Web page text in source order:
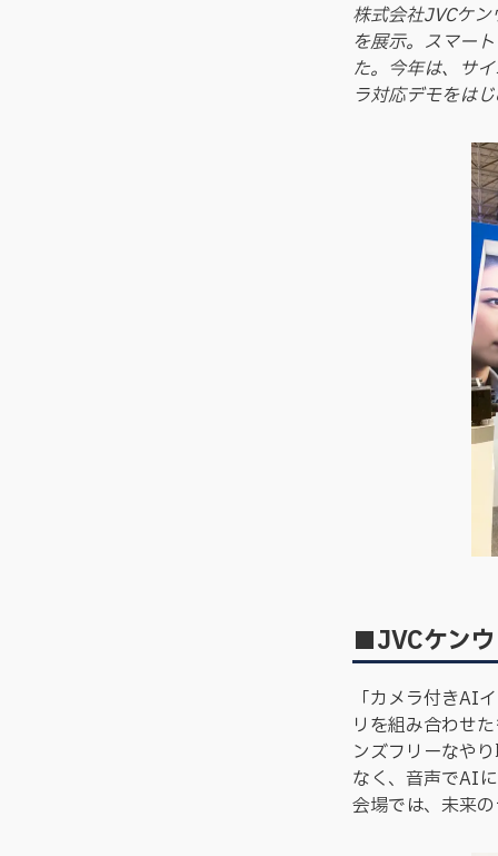
株式会社JVCケ
を展示。スマー
た。今年は、サ
ラ対応デモをは
■JVCケン
「カメラ付きAI
リを組み合わせ
ンズフリーなや
なく、音声でAI
会場では、未来